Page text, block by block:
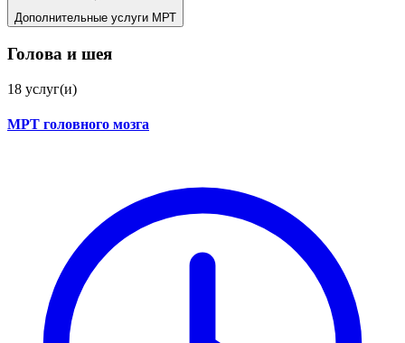
Дополнительные услуги МРТ
Голова и шея
18 услуг(и)
МРТ головного мозга